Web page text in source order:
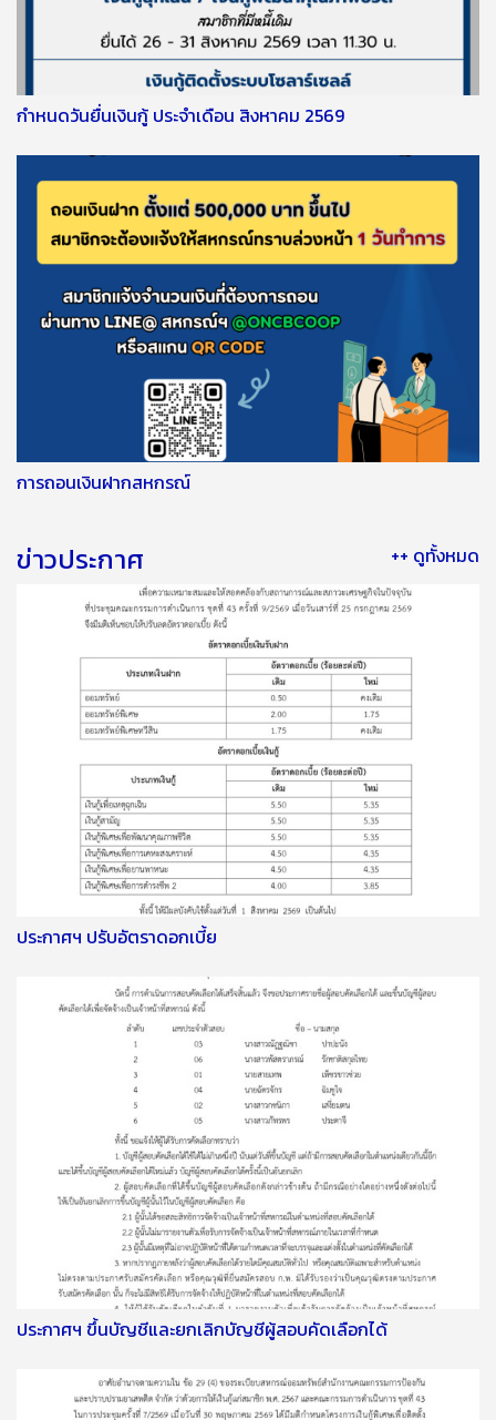
กำหนดวันยื่นเงินกู้ ประจำเดือน สิงหาคม 2569
การถอนเงินฝากสหกรณ์
ข่าวประกาศ ++ ดูทั้งหมด
ประกาศฯ ปรับอัตราดอกเบี้ย
ประกาศฯ ขึ้นบัญชีและยกเลิกบัญชีผู้สอบคัดเลือกได้